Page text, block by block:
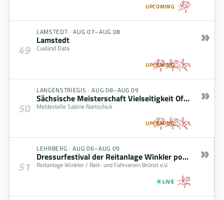
UPCOMING
49
LAMSTEDT ·AUG 07–AUG 08
Lamstedt
Cuxland Data
UPCOMING
»
50
LANGENSTRIEGIS ·AUG 08–AUG 09
Sächsische Meisterschaft Vielseitigkeit Offene Klasse – gefördert durch den Freistaat Sachsen
Meldestelle Sabine Nartschick
UPCOMING
»
51
LEHRBERG ·AUG 06–AUG 09
Dressurfestival der Reitanlage Winkler powered by zoells.de GmbH
Reitanlage Winkler / Reit- und Fahrverein Brünst e.V.
LIVE
»